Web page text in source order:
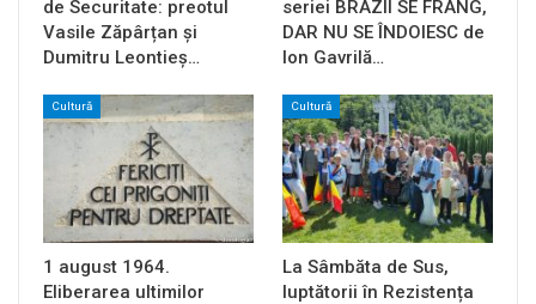
de Securitate: preotul
Vasile Zăpârțan și
Dumitru Leontieș…
seriei BRAZII SE FRÂNG,
DAR NU SE ÎNDOIESC de
Ion Gavrilă…
Cultură
1 august 1964.
Eliberarea ultimilor
Cultură
La Sâmbăta de Sus,
luptătorii în Rezistența